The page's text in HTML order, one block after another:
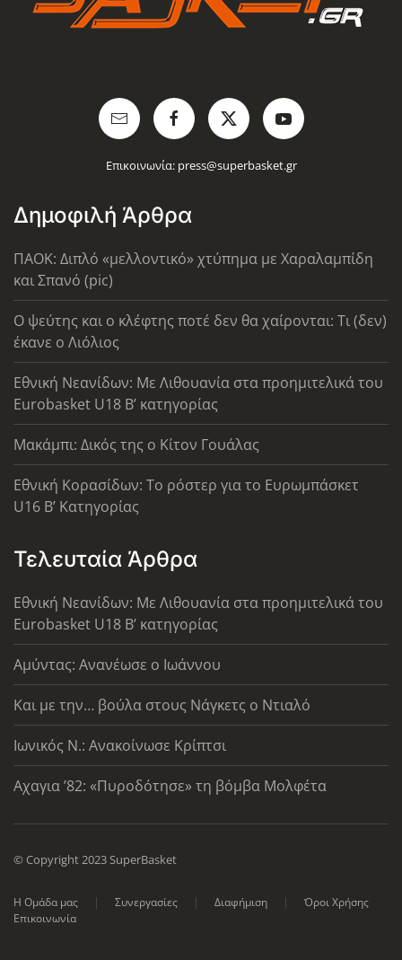
Επικοινωνία: press@superbasket.gr
Δημοφιλή Άρθρα
ΠΑΟΚ: Διπλό «μελλοντικό» χτύπημα με Χαραλαμπίδη
και Σπανό (pic)
Ο ψεύτης και ο κλέφτης ποτέ δεν θα χαίρονται: Τι (δεν)
έκανε ο Λιόλιος
Εθνική Νεανίδων: Με Λιθουανία στα προημιτελικά του
Eurobasket U18 Β’ κατηγορίας
Μακάμπι: Δικός της ο Κίτον Γουάλας
Εθνική Κορασίδων: Το ρόστερ για το Ευρωμπάσκετ
U16 B’ Κατηγορίας
Τελευταία Άρθρα
Εθνική Νεανίδων: Με Λιθουανία στα προημιτελικά του
Eurobasket U18 Β’ κατηγορίας
Αμύντας: Ανανέωσε ο Ιωάννου
Και με την… βούλα στους Νάγκετς ο Ντιαλό
Ιωνικός Ν.: Ανακοίνωσε Κρίπτσι
Αχαγια ’82: «Πυροδότησε» τη βόμβα Μολφέτα
© Copyright 2023 SuperBasket
Η Ομάδα μας Συνεργασίες Διαφήμιση
Όροι Χρήσης
Επικοινωνία